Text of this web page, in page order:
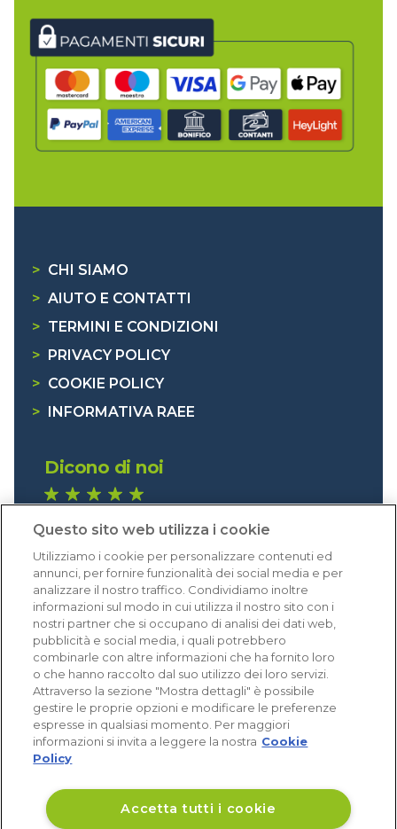
> CHI SIAMO
> AIUTO E CONTATTI
> TERMINI E CONDIZIONI
>
PRIVACY POLICY
> COOKIE POLICY
>
INFORMATIVA RAEE
Dicono di noi
Eccellente (4,8)
Acquisti verificati
Questo sito web utilizza i cookie
Utilizziamo i cookie per personalizzare contenuti ed
annunci, per fornire funzionalità dei social media e per
analizzare il nostro traffico. Condividiamo inoltre
informazioni sul modo in cui utilizza il nostro sito con i
nostri partner che si occupano di analisi dei dati web,
pubblicità e social media, i quali potrebbero
combinarle con altre informazioni che ha fornito loro
o che hanno raccolto dal suo utilizzo dei loro servizi.
Attraverso la sezione "Mostra dettagli" è possibile
gestire le proprie opzioni e modificare le preferenze
espresse in qualsiasi momento. Per maggiori
informazioni si invita a leggere la nostra Cookie
Policy
Accetta tutti i cookie